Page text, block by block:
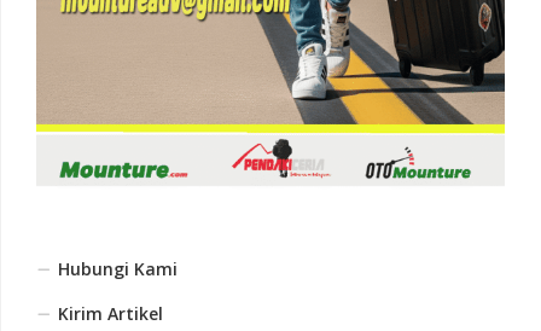
Hubungi Kami
Kirim Artikel